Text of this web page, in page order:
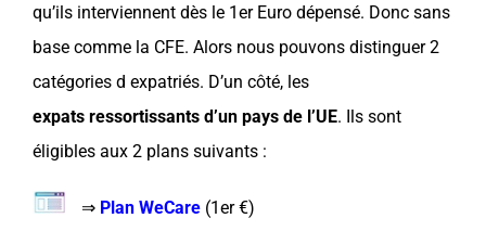
qu’ils interviennent dès le 1er Euro dépensé. Donc sans
base comme la CFE. Alors nous pouvons distinguer 2
catégories d expatriés. D’un côté, les
expats ressortissants d’un pays de l’UE. Ils sont
éligibles aux 2 plans suivants :
⇒ Plan WeCare (1er €)